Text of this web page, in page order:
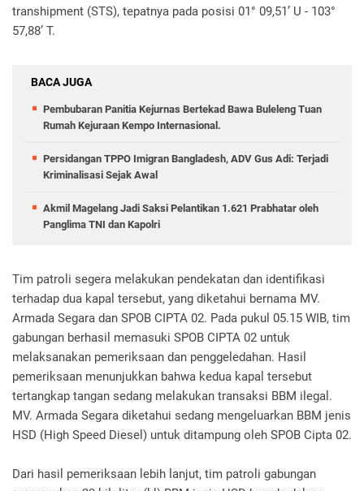
transhipment (STS), tepatnya pada posisi 01° 09,51’ U - 103°
57,88’ T.
BACA JUGA
Pembubaran Panitia Kejurnas Bertekad Bawa Buleleng Tuan
Rumah Kejuraan Kempo Internasional.
Persidangan TPPO Imigran Bangladesh, ADV Gus Adi: Terjadi
Kriminalisasi Sejak Awal
Akmil Magelang Jadi Saksi Pelantikan 1.621 Prabhatar oleh
Panglima TNI dan Kapolri
Tim patroli segera melakukan pendekatan dan identifikasi
terhadap dua kapal tersebut, yang diketahui bernama MV.
Armada Segara dan SPOB CIPTA 02. Pada pukul 05.15 WIB, tim
gabungan berhasil memasuki SPOB CIPTA 02 untuk
melaksanakan pemeriksaan dan penggeledahan. Hasil
pemeriksaan menunjukkan bahwa kedua kapal tersebut
tertangkap tangan sedang melakukan transaksi BBM ilegal.
MV. Armada Segara diketahui sedang mengeluarkan BBM jenis
HSD (High Speed Diesel) untuk ditampung oleh SPOB Cipta 02.
Dari hasil pemeriksaan lebih lanjut, tim patroli gabungan